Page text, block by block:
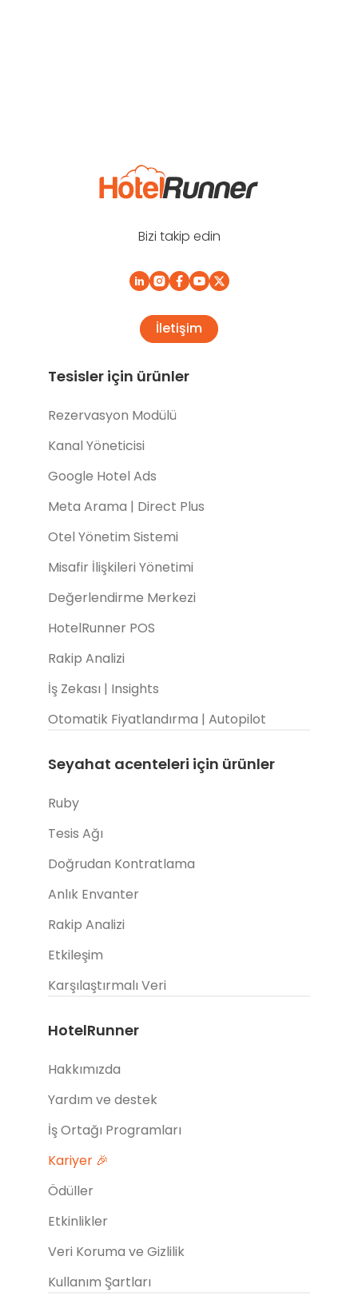
Bizi takip edin
İletişim
Tesisler için ürünler
Rezervasyon Modülü
Kanal Yöneticisi
Google Hotel Ads
Meta Arama | Direct Plus
Otel Yönetim Sistemi
Misafir İlişkileri Yönetimi
Değerlendirme Merkezi
HotelRunner POS
Rakip Analizi
İş Zekası | Insights
Otomatik Fiyatlandırma | Autopilot
Seyahat acenteleri için ürünler
Ruby
Tesis Ağı
Doğrudan Kontratlama
Anlık Envanter
Rakip Analizi
Etkileşim
Karşılaştırmalı Veri
HotelRunner
Hakkımızda
Yardım ve destek
İş Ortağı Programları
Kariyer 🎉
Ödüller
Etkinlikler
Veri Koruma ve Gizlilik
Kullanım Şartları